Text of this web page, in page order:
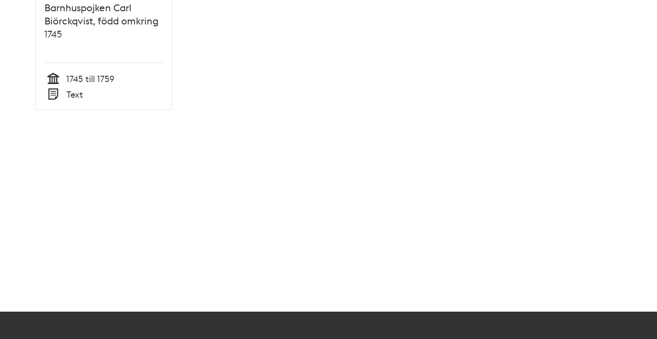
Barnhuspojken Carl
Biörckqvist, född omkring
1745
Tid
1745 till 1759
Typ
Text